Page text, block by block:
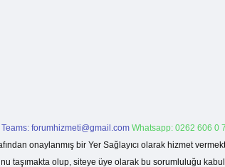
Teams: forumhizmeti@gmail.com Whatsapp: 0262 606 0
onaylanmış bir Yer Sağlayıcı olarak hizmet
taşımakta olup, siteye üye olarak bu sorumluluğu